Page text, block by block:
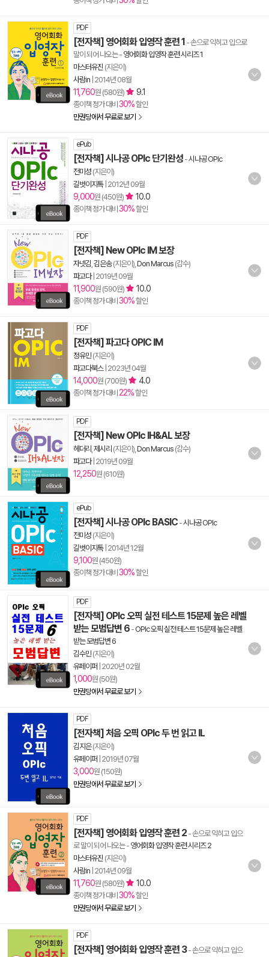
PDF
[전자책] 영어회화 입영작 훈련 1 - 손으로 익히고 입으로
말이 되어 나오는- 영어회화 입영작 훈련 시리즈 1
마스터유진 (지은이)
사람in 2014년 08월
11,760원 (580원) 9.1
종이책 정가 대비 30%할인
만권당에서 무료로 보기
ePub
[전자책] 시나공 OPIc 단기완성 -시나공 OPIc
전미성 (지은이)
길벗이지톡| 2012년 09월
9,000원 (450원) 10.0
종이책 정가 대비 30%할인
PDF
[전자책] New OPIc IM 보장
자넷김 김은송(지은이), Don Marcus (감수)
파고다| 2019년 09월
11,900원 (590원) 10.0
종이책 정가 대비 30%할인
PDF
[전자책] 파고다 OPIC IM
정유민(지은이)
파고다북스| 2023년 04월
14,000원 (700원) 4.0
종이책 정가 대비 22%할인
PDF
[전자책] New OPIc IH&AL 보장
헤더리 제시리 (지은이), Don Marcus (감수)
파고다| 2019년 09월
12,250원 (610원)
ePub
[전자책] 시나공 OPIc BASIC -시나공 OPIc
전미성 (지은이)
길벗이지톡| 2014년 12월
9,100원 (450원)
종이책 정가 대비 30%할인
PDF
[전자책] OPIc 오픽 실전 테스트 15문제 높은 레벨
받는 모범답변 6 -OPIc 오픽 실전 테스트 15문제 높은 레벨
받는 모범답변 6
김수민(지은이)
유페이퍼 2020년 02월
1,000원 (50원)
만권당에서 무료로 보기
PDF
[전자책] 처음 오픽 OPIc 두 번 읽고 IL
김지은(지은이)
유페이퍼 2019년 07월
3,000원 (150원)
만권당에서 무료로 보기
PDF
[전자책] 영어회화 입영작 훈련 2 - 손으로 익히고 입으
로 말이 되어 나오는- 영어회화 입영작 훈련 시리즈 2
마스터유진 (지은이)
사람in 2014년 09월
11,760원 (580원) 10.0
종이책 정가 대비 30%할인
만권당에서 무료로 보기
PDF
[전자책] 영어회화 입영작 훈련 3- 손으로 익히고 입으